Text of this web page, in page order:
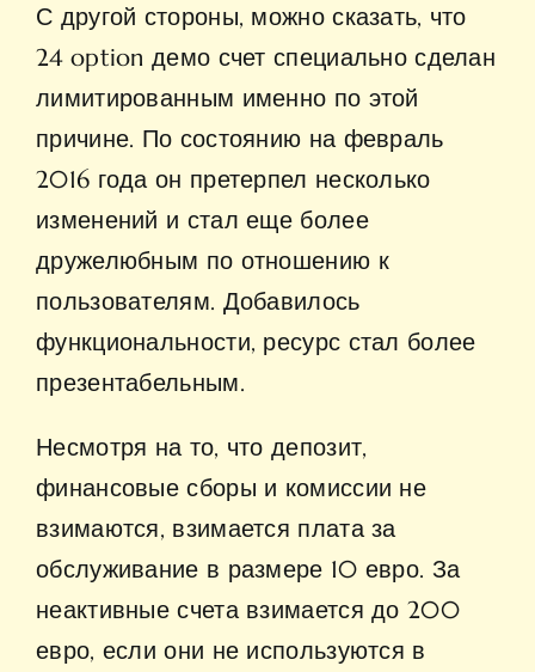
С другой стороны, можно сказать, что
24 option демо счет специально сделан
лимитированным именно по этой
причине. По состоянию на февраль
2016 года он претерпел несколько
изменений и стал еще более
дружелюбным по отношению к
пользователям. Добавилось
функциональности, ресурс стал более
презентабельным.
Несмотря на то, что депозит,
финансовые сборы и комиссии не
взимаются, взимается плата за
обслуживание в размере 10 евро. За
неактивные счета взимается до 200
евро, если они не используются в